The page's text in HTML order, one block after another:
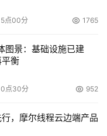
点00分 1765
图景：基础设施已建
衡
点30分 952
，摩尔线程云边端产品